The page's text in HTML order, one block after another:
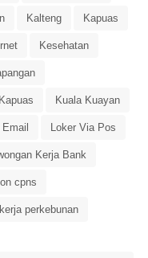
Kalteng Kapuas
Kesehatan
Kuala Kuayan
Loker Via Pos
Kerja Bank
cpns
perkebunan